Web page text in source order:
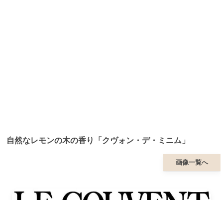
自然なレモンの木の香り「クヴォン・デ・ミニム」
画像一覧へ